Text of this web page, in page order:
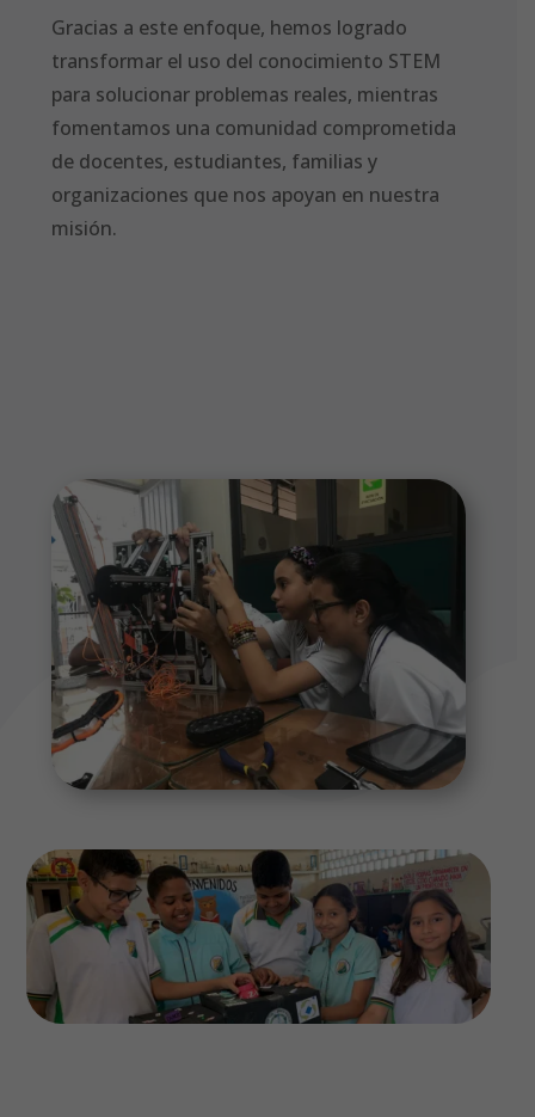
Gracias a este enfoque, hemos logrado
transformar el uso del conocimiento STEM
para solucionar problemas reales, mientras
fomentamos una comunidad comprometida
de docentes, estudiantes, familias y
organizaciones que nos apoyan en nuestra
misión.